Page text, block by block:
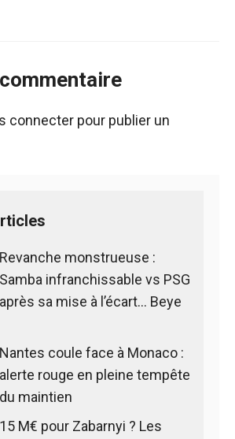
connecter pour publier un
Revanche monstrueuse :
Samba infranchissable vs PSG
après sa mise à l’écart… Beye
Nantes coule face à Monaco :
alerte rouge en pleine tempête
du maintien
15 M€ pour Zabarnyi ? Les